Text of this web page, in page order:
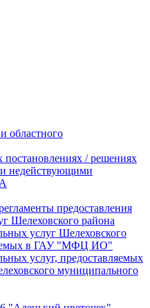
областного
постановлениях / решениях
недействующими
предоставления
Шелеховского района
услуг Шелеховского
в ГАУ "МФЦ ИО"
услуг, предоставляемых
муниципального